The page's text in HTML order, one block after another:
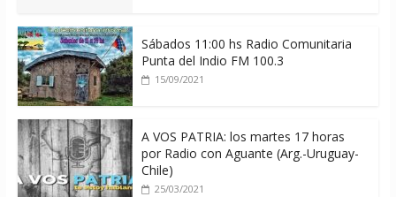
Sábados 11:00 hs Radio Comunitaria
Punta del Indio FM 100.3
15/09/2021
A VOS PATRIA: los martes 17 horas
por Radio con Aguante (Arg.-Uruguay-
Chile)
25/03/2021